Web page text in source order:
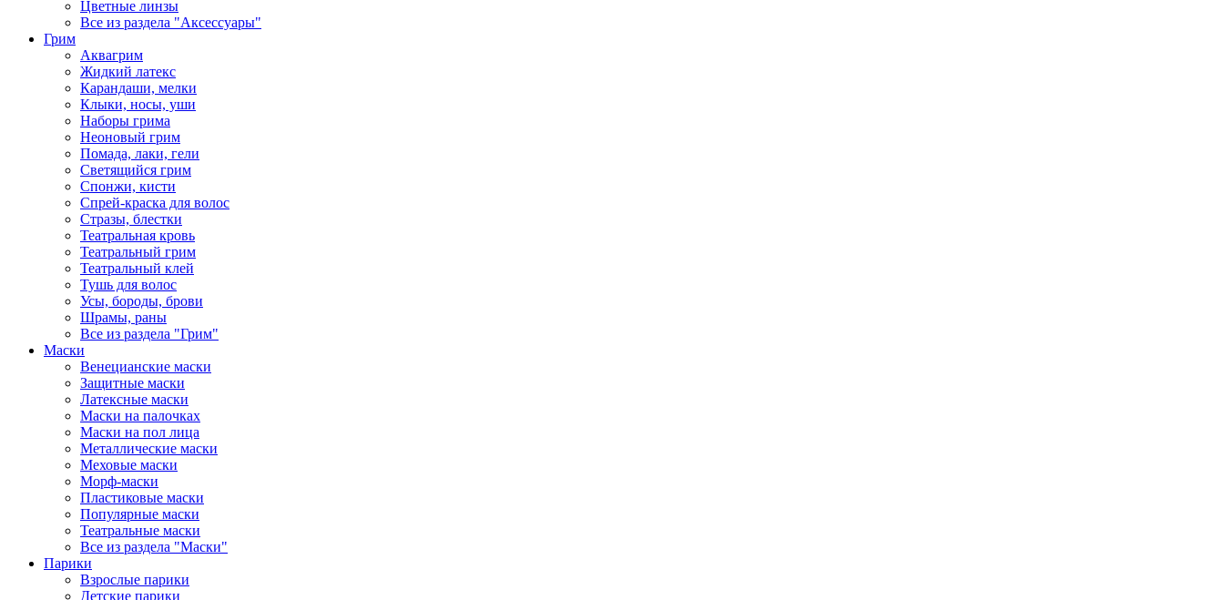
Цветные линзы
Все из раздела "Аксессуары"
Грим
Аквагрим
Жидкий латекс
Карандаши, мелки
Клыки, носы, уши
Наборы грима
Неоновый грим
Помада, лаки, гели
Светящийся грим
Спонжи, кисти
Спрей-краска для волос
Стразы, блестки
Театральная кровь
Театральный грим
Театральный клей
Тушь для волос
Усы, бороды, брови
Шрамы, раны
Все из раздела "Грим"
Маски
Венецианские маски
Защитные маски
Латексные маски
Маски на палочках
Маски на пол лица
Металлические маски
Меховые маски
Морф-маски
Пластиковые маски
Популярные маски
Театральные маски
Все из раздела "Маски"
Парики
Взрослые парики
Детские парики